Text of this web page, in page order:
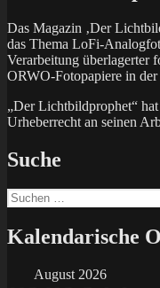
Das Magazin ‚Der
das Thema LoFi-
Verarbeitung überlagerter
ORWO-Fotopapiere in
„Der Lichtbildprophet“ hat
Urheberrecht an seinen
Suche
Suchen
nach:
Kalendarische
August 2026